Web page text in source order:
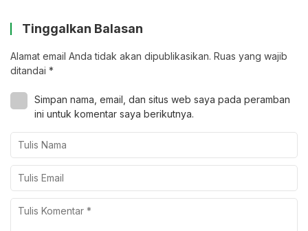
Tinggalkan Balasan
Alamat email Anda tidak akan dipublikasikan. Ruas yang wajib
ditandai *
Simpan nama, email, dan situs web saya pada peramban
ini untuk komentar saya berikutnya.